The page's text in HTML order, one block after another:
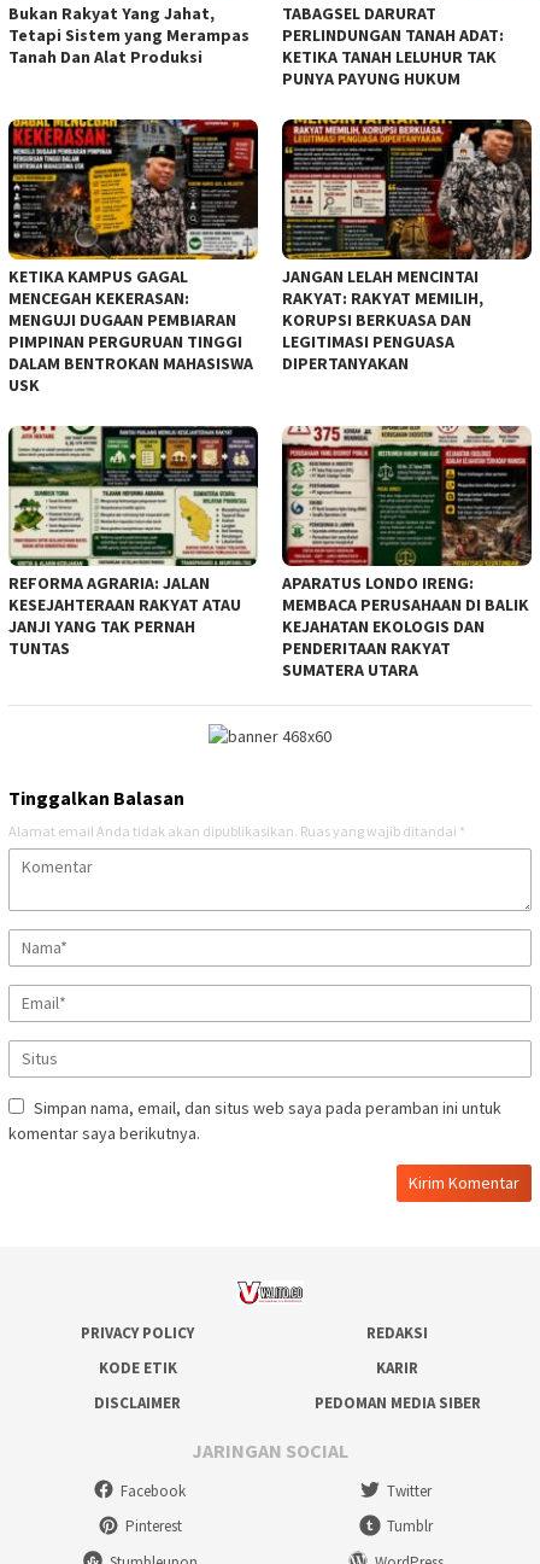
Bukan Rakyat Yang Jahat,
Tetapi Sistem yang Merampas
Tanah Dan Alat Produksi
TABAGSEL DARURAT
PERLINDUNGAN TANAH ADAT:
KETIKA TANAH LELUHUR TAK
PUNYA PAYUNG HUKUM
KETIKA KAMPUS GAGAL
MENCEGAH KEKERASAN:
MENGUJI DUGAAN PEMBIARAN
PIMPINAN PERGURUAN TINGGI
DALAM BENTROKAN MAHASISWA
USK
JANGAN LELAH MENCINTAI
RAKYAT: RAKYAT MEMILIH,
KORUPSI BERKUASA DAN
LEGITIMASI PENGUASA
DIPERTANYAKAN
REFORMA AGRARIA: JALAN
KESEJAHTERAAN RAKYAT ATAU
JANJI YANG TAK PERNAH
TUNTAS
APARATUS LONDO IRENG:
MEMBACA PERUSAHAAN DI BALIK
KEJAHATAN EKOLOGIS DAN
PENDERITAAN RAKYAT
SUMATERA UTARA
Tinggalkan Balasan
Alamat email Anda tidak akan dipublikasikan. Ruas yang wajib ditandai *
Simpan nama, email, dan situs web saya pada peramban ini untuk
komentar saya berikutnya.
PRIVACY POLICY
REDAKSI
KODE ETIK
KARIR
DISCLAIMER
PEDOMAN MEDIA SIBER
JARINGAN SOCIAL
Facebook
Twitter
Pinterest
Tumblr